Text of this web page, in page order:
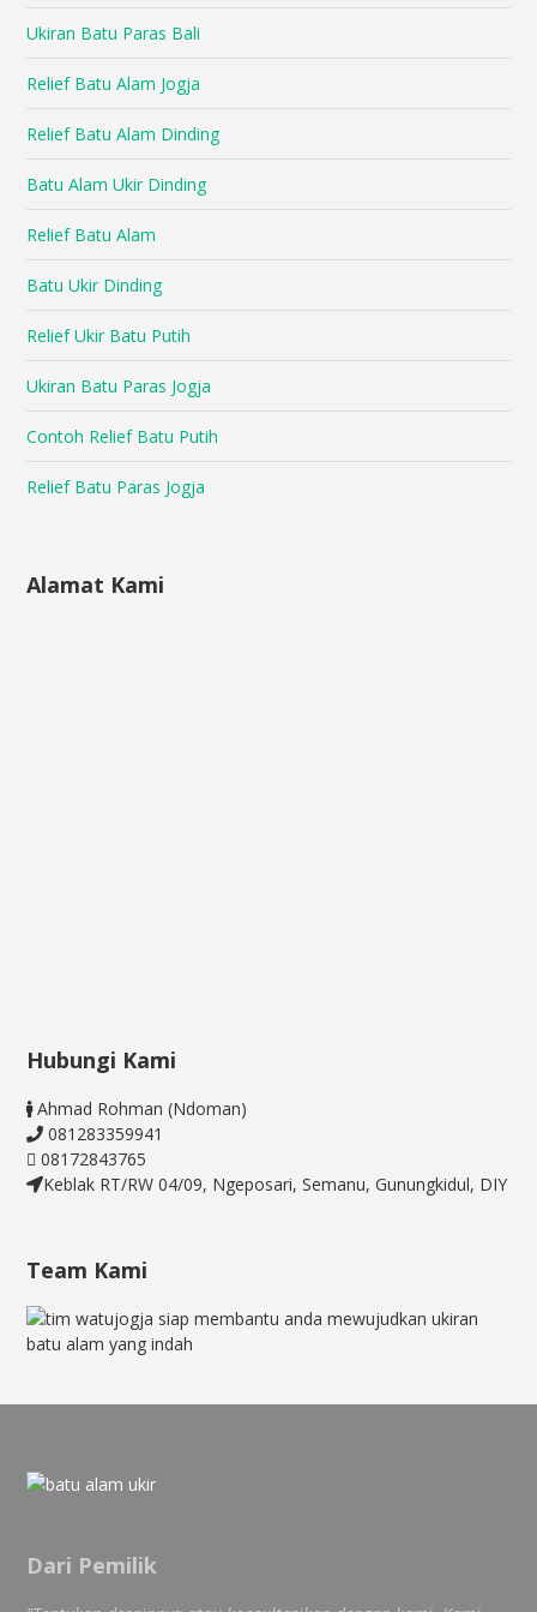
Ukiran Batu Paras Bali
Relief Batu Alam Jogja
Relief Batu Alam Dinding
Batu Alam Ukir Dinding
Relief Batu Alam
Batu Ukir Dinding
Relief Ukir Batu Putih
Ukiran Batu Paras Jogja
Contoh Relief Batu Putih
Relief Batu Paras Jogja
Alamat Kami
Hubungi Kami
Ahmad Rohman (Ndoman)
081283359941
08172843765
Keblak RT/RW 04/09, Ngeposari, Semanu, Gunungkidul, DIY
Team Kami
Dari Pemilik